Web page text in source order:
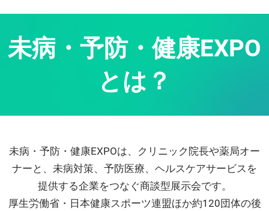
未病・予防・健康EXPO
とは？
未病・予防・健康EXPOは、クリニック院長や薬局オー
ナーと、未病対策、予防医療、ヘルスケアサービスを
提供する企業をつなぐ商談型展示会です。
厚生労働省・日本健康スポーツ連盟ほか約120団体の後